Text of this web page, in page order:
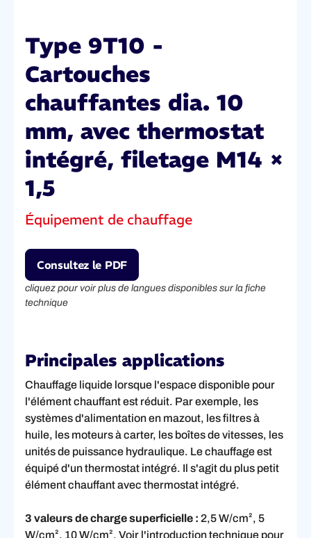
Type 9T10 -
Cartouches
chauffantes dia. 10
mm, avec thermostat
intégré, filetage M14 ×
1,5
Équipement de chauffage
Consultez le PDF
cliquez pour voir plus de langues disponibles sur la fiche
technique
Principales applications
Chauffage liquide lorsque l'espace disponible pour
l'élément chauffant est réduit. Par exemple, les
systèmes d'alimentation en mazout, les filtres à
huile, les moteurs à carter, les boîtes de vitesses, les
unités de puissance hydraulique. Le chauffage est
équipé d'un thermostat intégré. Il s'agit du plus petit
élément chauffant avec thermostat intégré.
3 valeurs de charge superficielle : 2,5 W/cm², 5
W/cm², 10 W/cm². Voir l'introduction technique pour